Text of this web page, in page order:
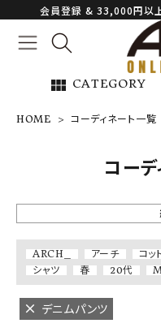
会員登録 & 33,000円以上
view_module CATEGORY
NEW ARRIVAL
ARCH EXCLUSIVE
BRAND
CATEGORY
HOME コーディネート一覧
コー
ARCH_ アーチ コッ
シャツ
春 20代
デニムパンツ